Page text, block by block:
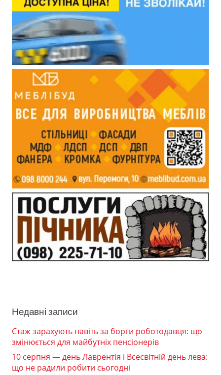
Недавні записи
Стаж зарахують навіть за борги роботодавця: що
змінюється для майбутніх пенсіонерів
10 серпня — день Лаврентія і Всесвітній день лева:
що не радили робити сьогодні